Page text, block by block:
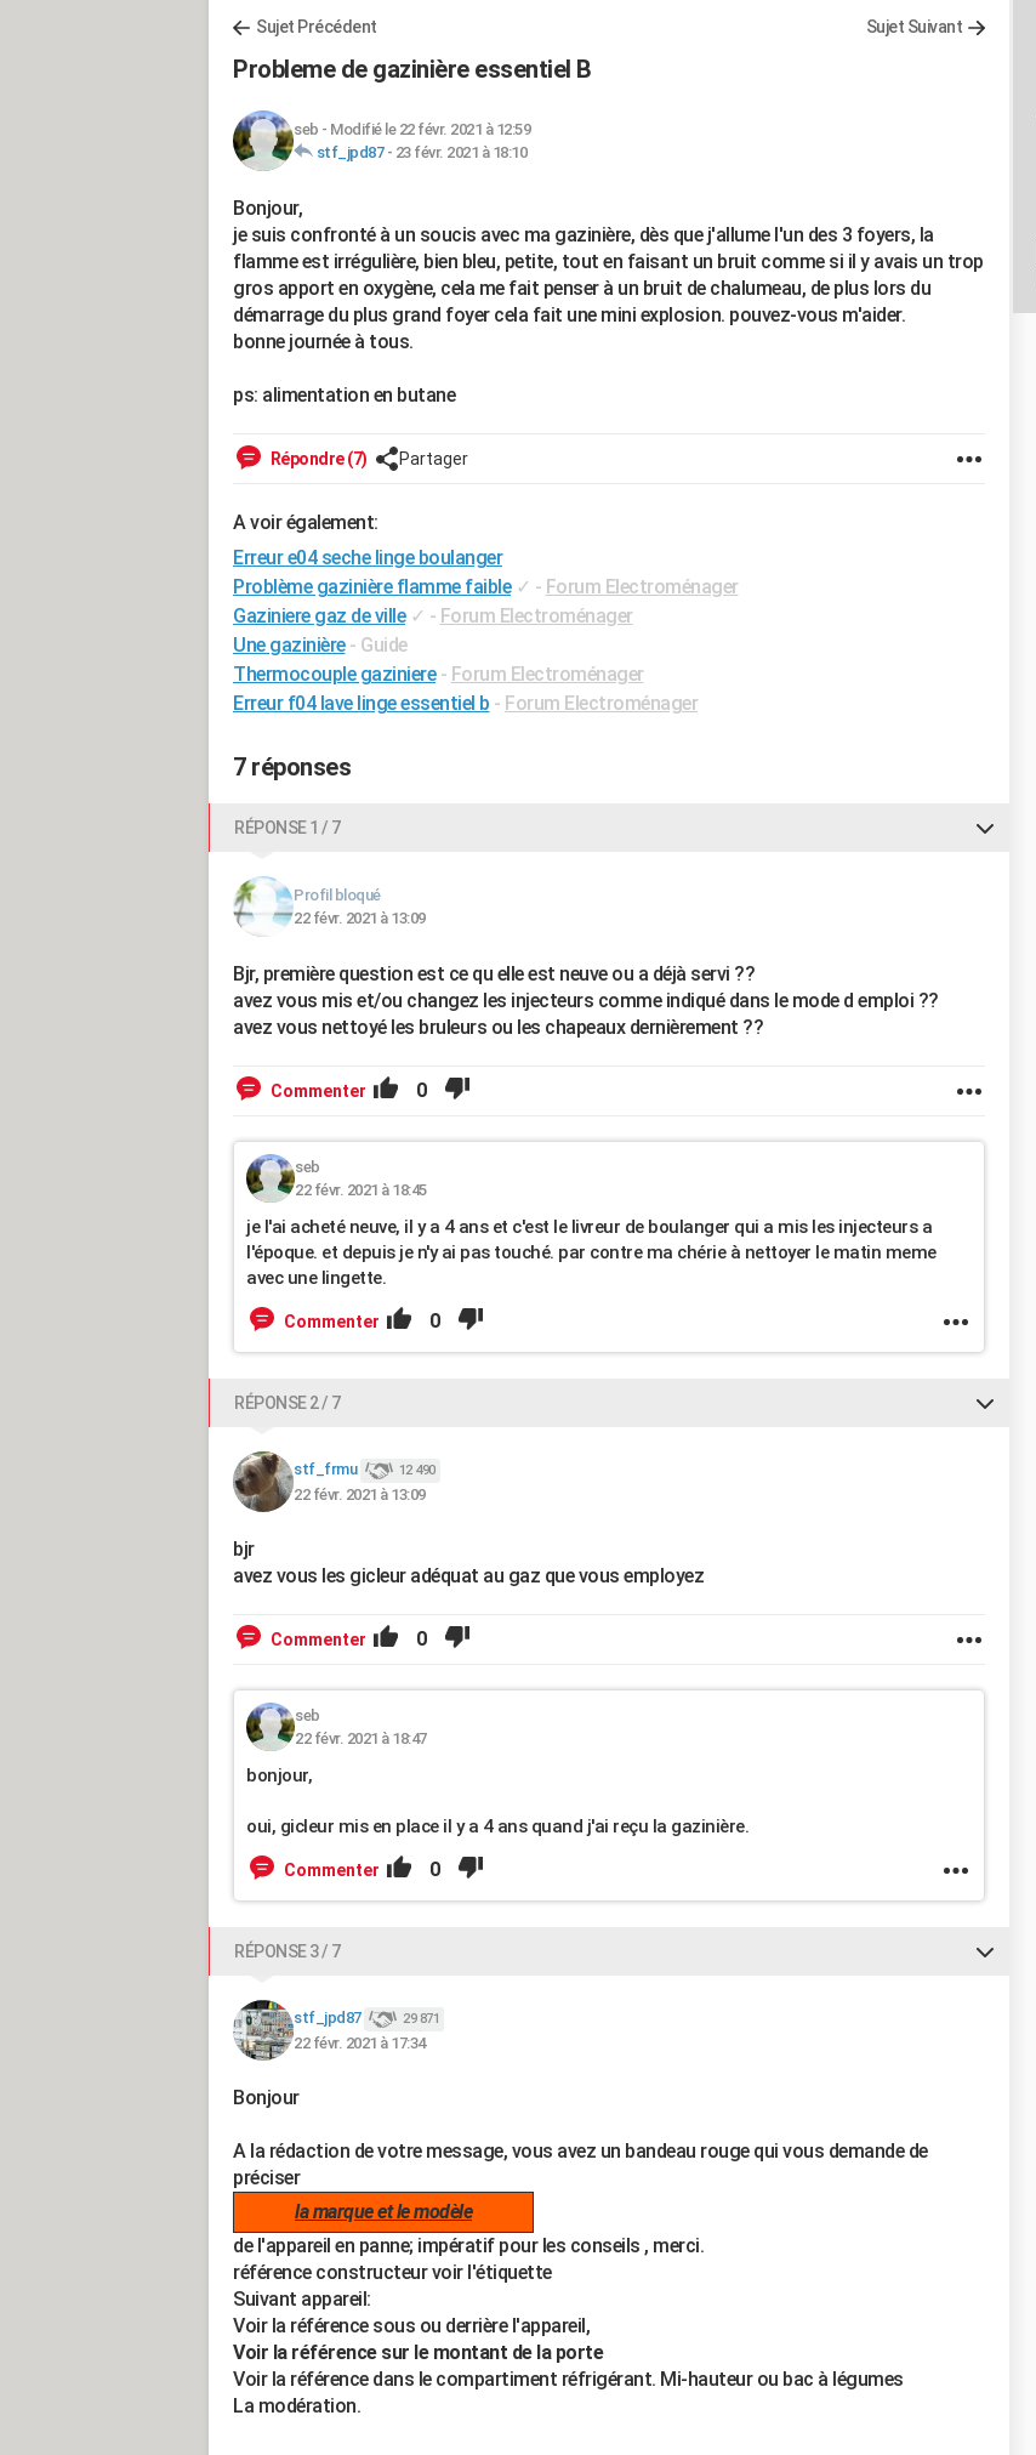
Sujet Précédent Sujet Suivant
Probleme de gazinière essentiel B
seb - Modifié le 22 févr. 2021 à 12:59
stf_jpd87- 23 févr. 2021 à 18:10
Bonjour,
je suis confronté à un soucis avec ma gazinière, dès que j'allume l'un des 3 foyers, la
flamme est irrégulière, bien bleu, petite, tout en faisant un bruit comme si il y avais un trop
gros apport en oxygène, cela me fait penser à un bruit de chalumeau, de plus lors du
démarrage du plus grand foyer cela fait une mini explosion. pouvez-vous m'aider.
bonne journée à tous.
ps: alimentation en butane
Répondre (7) Partager
A voir également:
Erreur e04 seche linge boulanger
Problème gazinière flamme faible ✓ - Forum Electroménager
Gaziniere gaz de ville ✓ - Forum Electroménager
Une gazinière - Guide
Thermocouple gaziniere - Forum Electroménager
Erreur f04 lave linge essentiel b - Forum Electroménager
7 réponses
RÉPONSE 1 / 7
Profil bloqué
22 févr. 2021 à 13:09
Bjr, première question est ce qu elle est neuve ou a déjà servi ??
avez vous mis et/ou changez les injecteurs comme indiqué dans le mode d emploi ??
avez vous nettoyé les bruleurs ou les chapeaux dernièrement ??
Commenter 0
seb
22 févr. 2021 à 18:45
je l'ai acheté neuve, il y a 4 ans et c'est le livreur de boulanger qui a mis les injecteurs a
l'époque. et depuis je n'y ai pas touché. par contre ma chérie à nettoyer le matin meme
avec une lingette.
Commenter 0
RÉPONSE 2 / 7
stf_frmu 12 490
22 févr. 2021 à 13:09
bjr
avez vous les gicleur adéquat au gaz que vous employez
Commenter 0
seb
22 févr. 2021 à 18:47
bonjour,
oui, gicleur mis en place il y a 4 ans quand j'ai reçu la gazinière.
Commenter 0
RÉPONSE 3 / 7
stf_jpd87 29 871
22 févr. 2021 à 17:34
Bonjour
A la rédaction de votre message, vous avez un bandeau rouge qui vous demande de
préciser
la marque et le modèle
de l'appareil en panne; impératif pour les conseils , merci.
référence constructeur voir l'étiquette
Suivant appareil:
Voir la référence sous ou derrière l'appareil,
Voir la référence sur le montant de la porte
Voir la référence dans le compartiment réfrigérant. Mi-hauteur ou bac à légumes
La modération.